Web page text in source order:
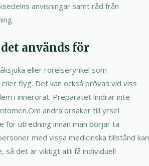
anvisningar samt råd från
används för
eller rörelserynkel som
flyg. Det kan också prövas vid viss
i innerörat. Preparatet lindrar inte
andra orsaker till yrsel
för utredning innan man börjar ta
med vissa medicinska tillstånd kan
så det är viktigt att få individuell